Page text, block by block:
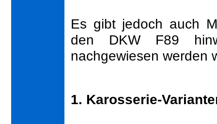
Es gibt jedoch auch
den DKW F89
nachgewiesen werden
1. Karosserie-